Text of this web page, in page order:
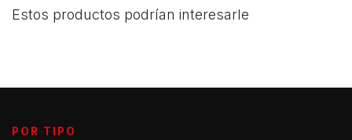
Estos productos podrían interesarle
POR TIPO